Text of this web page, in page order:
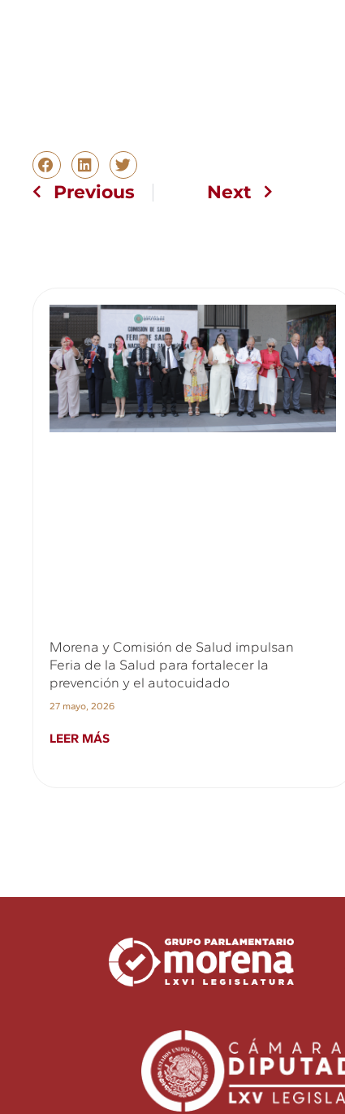
Previous Next
Morena y Comisión de Salud impulsan
Feria de la Salud para fortalecer la
prevención y el autocuidado
27 mayo, 2026
LEER MÁS